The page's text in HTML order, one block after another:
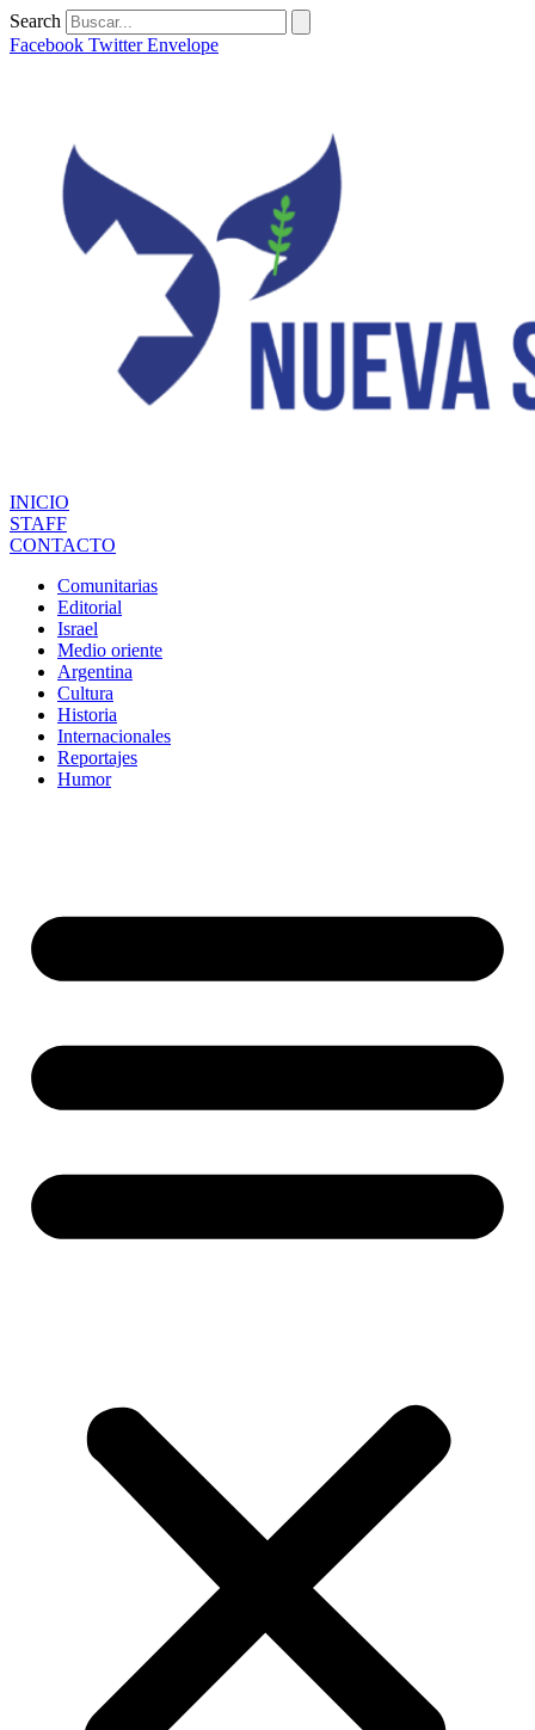
Ir
al
Search
Facebook Twitter Envelope
INICIO
STAFF
CONTACTO
Comunitarias
Editorial
Israel
Medio oriente
Argentina
Cultura
Historia
Internacionales
Reportajes
Humor